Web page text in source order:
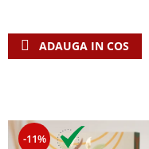
ADAUGA IN COS
-11%